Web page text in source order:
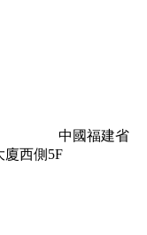
中國福建省
廈西側5F